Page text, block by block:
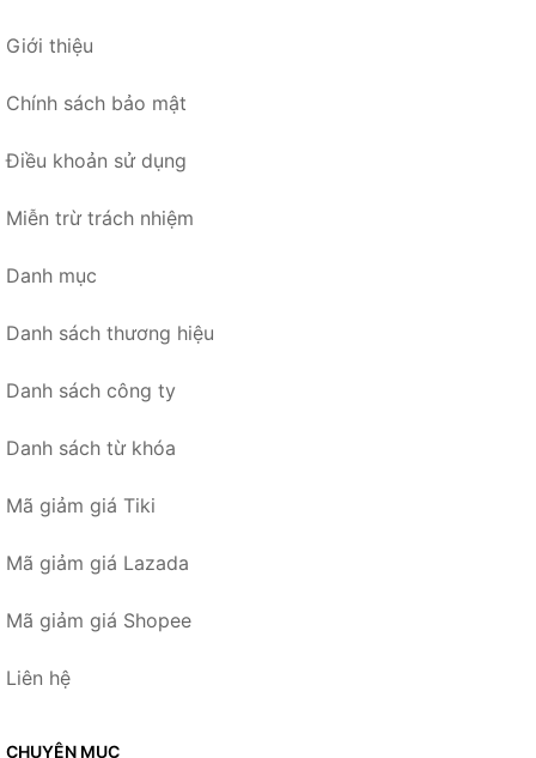
Giới thiệu
Chính sách bảo mật
Điều khoản sử dụng
Miễn trừ trách nhiệm
Danh mục
Danh sách thương hiệu
Danh sách công ty
Danh sách từ khóa
Mã giảm giá Tiki
Mã giảm giá Lazada
Mã giảm giá Shopee
Liên hệ
CHUYÊN MỤC